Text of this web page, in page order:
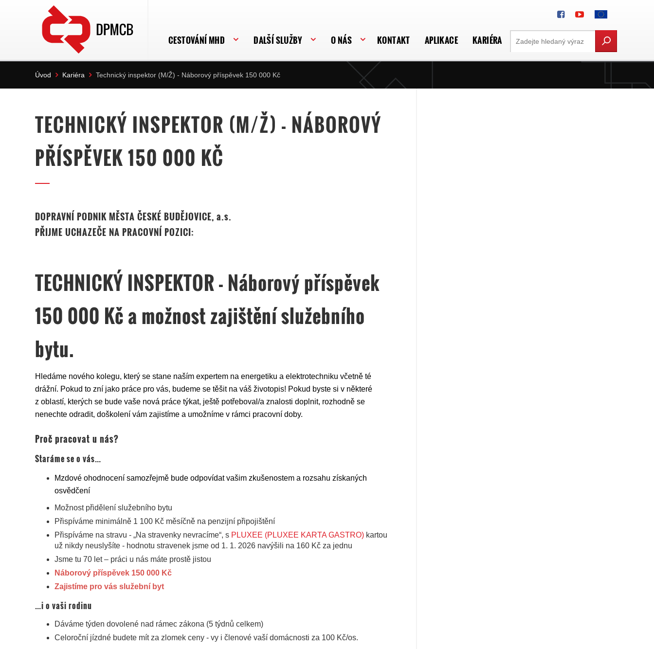
CESTOVÁNÍ MHD DALŠÍ SLUŽBY O NÁS KONTAKT APLIKACE KARIÉRA
Úvod Kariéra Technický inspektor (M/Ž) - Náborový příspěvek 150 000 Kč
TECHNICKÝ INSPEKTOR (M/Ž) - NÁBOROVÝ
PŘÍSPĚVEK 150 000 KČ
DOPRAVNÍ PODNIK MĚSTA ČESKÉ BUDĚJOVICE, a.s.
PŘIJME UCHAZEČE NA PRACOVNÍ POZICI:
TECHNICKÝ INSPEKTOR - Náborový příspěvek
150 000 Kč a možnost zajištění služebního
bytu.
Hledáme nového kolegu, který se stane naším expertem na energetiku a elektrotechniku včetně té
drážní. Pokud to zní jako práce pro vás, budeme se těšit na váš životopis! Pokud byste si v některé
z oblastí, kterých se bude vaše nová práce týkat, ještě potřeboval/a znalosti doplnit, rozhodně se
nenechte odradit, doškolení vám zajistíme a umožníme v rámci pracovní doby.
Proč pracovat u nás?
Staráme se o vás…
Mzdové ohodnocení samozřejmě bude odpovídat vašim zkušenostem a rozsahu získaných
osvědčení
Možnost přidělení služebního bytu
Přispíváme minimálně 1 100 Kč měsíčně na penzijní připojištění
Přispíváme na stravu - „Na stravenky nevracíme“, s PLUXEE (PLUXEE KARTA GASTRO) kartou
už nikdy neuslyšíte - hodnotu stravenek jsme od 1. 1. 2026 navýšili na 160 Kč za jednu
Jsme tu 70 let – práci u nás máte prostě jistou
Náborový příspěvek 150 000 Kč
Zajistíme pro vás služební byt
…i o vaši rodinu
Dáváme týden dovolené nad rámec zákona (5 týdnů celkem)
Celoroční jízdné budete mít za zlomek ceny - vy i členové vaší domácnosti za 100 Kč/os.